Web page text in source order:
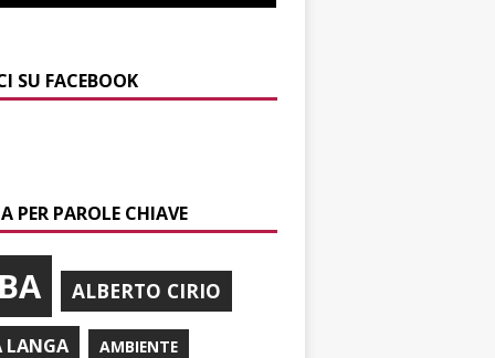
SU FACEBOOK
PER PAROLE CHIAVE
ALBERTO CIRIO
LANGA AMBIENTE